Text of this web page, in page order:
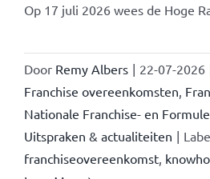
Op 17 juli 2026 wees de Hoge
Door Remy Albers | 22-07-2026
Franchise overeenkomsten
Nationale Franchise- en
Uitspraken & actualiteiten |
franchiseovereenkomst,